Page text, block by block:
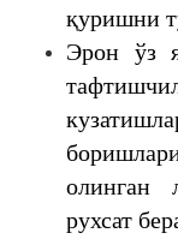
қуришни
Эрон ўз
олинган
рухсат